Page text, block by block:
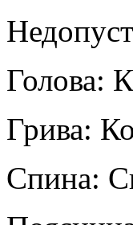
Голова:
Грива:
Спина: